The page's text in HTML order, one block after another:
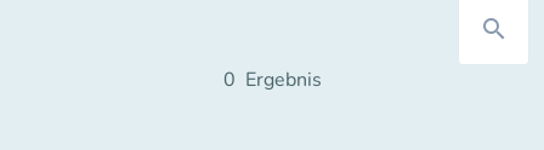
search
0 Ergebnis